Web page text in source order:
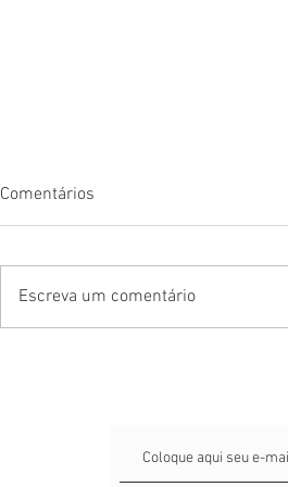
Comentários
Escreva um comentário